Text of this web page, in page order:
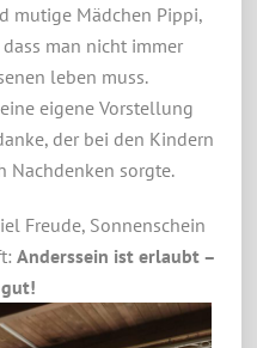
mutige Mädchen Pippi,
man nicht immer
leben muss.
eigene Vorstellung
der bei den Kindern
Nachdenken sorgte.
Freude, Sonnenschein
Anderssein ist erlaubt –